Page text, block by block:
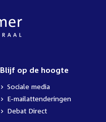
Blijf op de hoogte
Sociale media
E-mailattenderingen
Debat Direct